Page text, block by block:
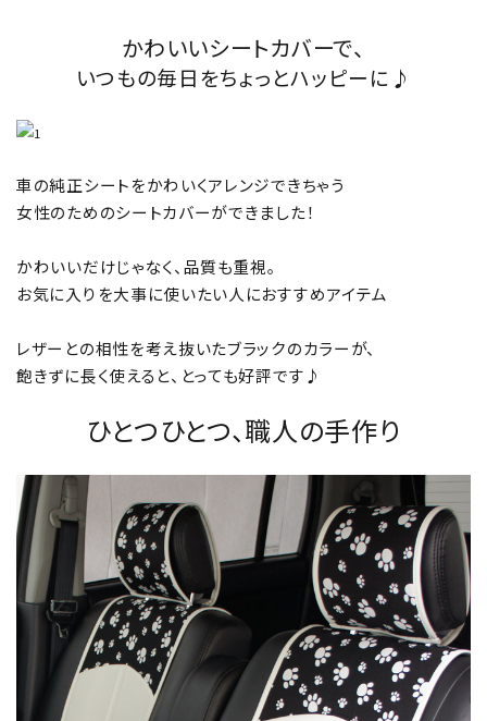
かわいいシートカバーで、
いつもの毎日をちょっとハッピーに♪
車の純正シートをかわいくアレンジできちゃう
女性のためのシートカバーができました！
かわいいだけじゃなく、品質も重視。
お気に入りを大事に使いたい人におすすめアイテム
レザーとの相性を考え抜いたブラックのカラーが、
飽きずに長く使えると、とっても好評です♪
ひとつひとつ、職人の手作り